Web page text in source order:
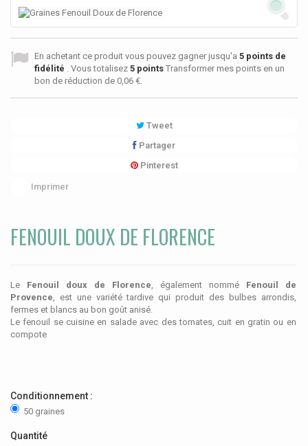
En achetant ce produit vous pouvez gagner jusqu'a 5 points de
fidélité
. Vous totalisez 5 points Transformer mes points en un
bon de réduction de 0,06 €
Tweet
Partager
Pinterest
Imprimer
FENOUIL DOUX DE FLORENCE
Le Fenouil doux de Florence , également nommé Fenouil de
Provence , est une variété tardive qui produit des bulbes arrondis,
fermes et blancs au bon goût anisé.
Le fenouil se cuisine en salade avec des tomates, cuit en gratin ou en
compote
Conditionnement :
50 graines
Quantité